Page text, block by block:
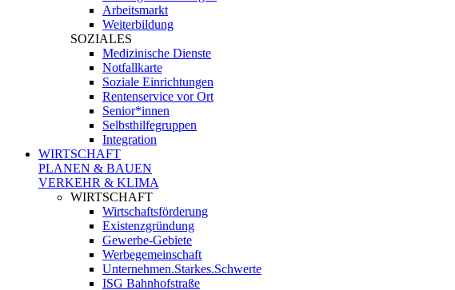
Arbeitsmarkt
Weiterbildung
SOZIALES
Medizinische Dienste
Notfallkarte
Soziale Einrichtungen
Rentenservice vor Ort
Senior*innen
Selbsthilfegruppen
Integration
WIRTSCHAFT
PLANEN & BAUEN
VERKEHR & KLIMA
WIRTSCHAFT
Wirtschaftsförderung
Existenzgründung
Gewerbe-Gebiete
Werbegemeinschaft
Unternehmen.Starkes.Schwerte
ISG Bahnhofstraße